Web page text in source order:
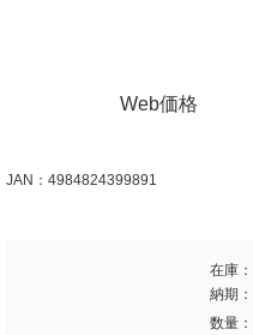
Web価格
JAN：4984824399891
在庫：
納期：
数量：